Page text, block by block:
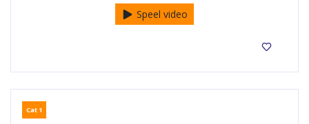
Speel video
Cat 1